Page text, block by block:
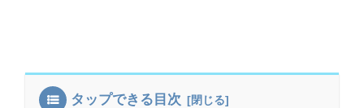
タップできる目次